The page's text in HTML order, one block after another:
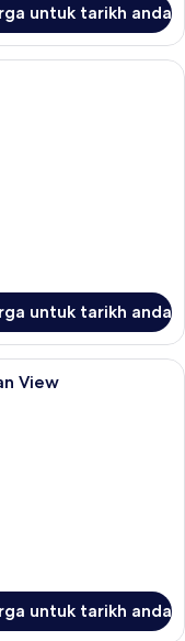
untuk tarikh anda
Room, 1 Katil Raja (King)
untuk tarikh anda
dalam bilik, meja, ruang
View
untuk tarikh anda